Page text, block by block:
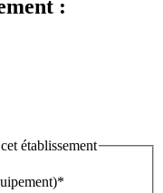
:
établissement